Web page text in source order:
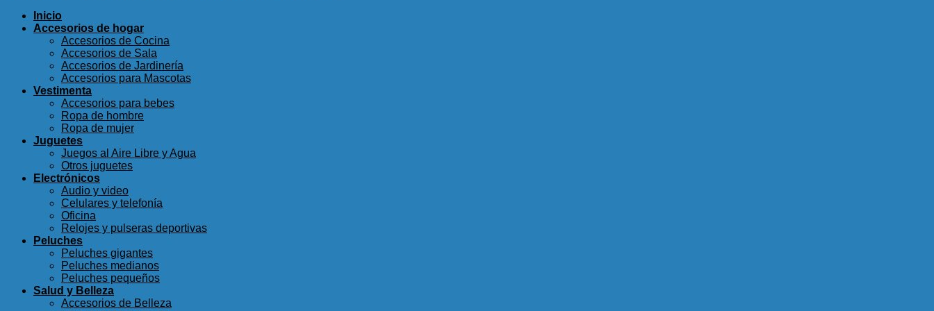
Inicio
Accesorios de hogar
Accesorios de Cocina
Accesorios de Sala
Accesorios de Jardinería
Accesorios para Mascotas
Vestimenta
Accesorios para bebes
Ropa de hombre
Ropa de mujer
Juguetes
Juegos al Aire Libre y Agua
Otros juguetes
Electrónicos
Audio y video
Celulares y telefonía
Oficina
Relojes y pulseras deportivas
Peluches
Peluches gigantes
Peluches medianos
Peluches pequeños
Salud y Belleza
Accesorios de Belleza